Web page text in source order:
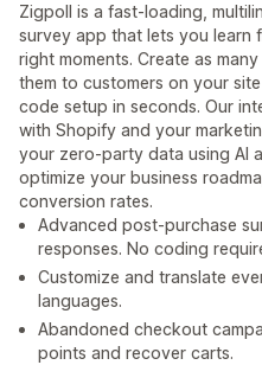
Zigpoll is a fast-loading,
survey app that lets you learn
right moments. Create as
them to customers on your
code setup in seconds. Our
with Shopify and your
your zero-party data using AI
optimize your business
conversion rates.
Advanced post-purchase
responses. No coding
Customize and translate
languages.
Abandoned checkout
points and recover carts.